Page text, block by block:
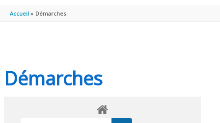
Accueil Démarches
Démarches